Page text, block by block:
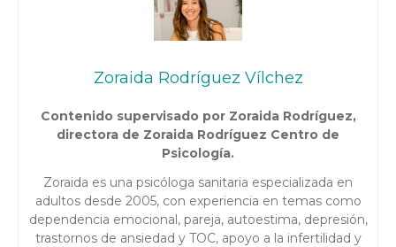
Zoraida Rodríguez Vílchez
Contenido supervisado por Zoraida Rodríguez,
directora de Zoraida Rodríguez Centro de
Psicología.
Zoraida es una psicóloga sanitaria especializada en
adultos desde 2005, con experiencia en temas como
dependencia emocional, pareja, autoestima, depresión,
trastornos de ansiedad y TOC, apoyo a la infertilidad y